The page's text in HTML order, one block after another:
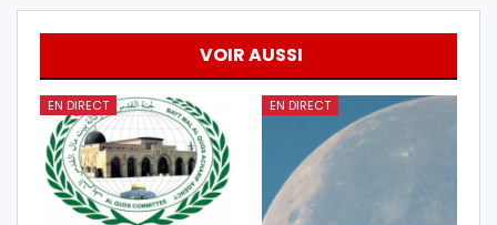
VOIR AUSSI
EN DIRECT EN DIRECT